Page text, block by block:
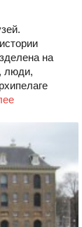
на
люди,